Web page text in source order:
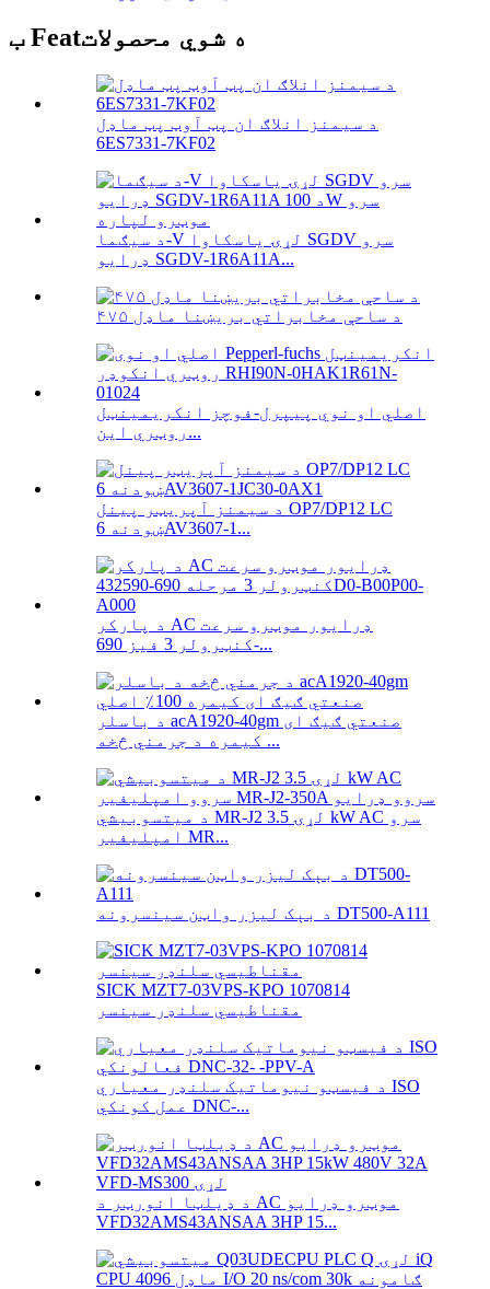
ب Featه شوي محصولات
د سیمنز انلاګ ان پټ آوټ پټ ماډل
6ES7331-7KF02
د سیګما-V لړۍ یاسکاوا SGDV سرو
ډرایو SGDV-1R6A11A...
۴۷۵ د ساحې مخابراتي بریښنا ماډل
اصلي او نوي پیپرل-فوچز انکریمینټل
روټري این...
د سیمنز آپریټر پینل OP7/DP12 LC
ښودنه 6AV3607-1...
د پارکر AC ډرایور موټرو سرعت
کنټرولر 3 فیز 690-...
د باسلر acA1920-40gm صنعتي ګیګ ای
کیمره د جرمني څخه ...
د میتسوبیشي MR-J2 لړۍ 3.5 kW AC سرو
امپلیفیر MR...
د بېک لیزر واټن سینسرونه DT500-A111
SICK MZT7-03VPS-KPO 1070814
مقناطیسي سلنډر سینسر
د فیسټو نیوماتیک سلنډر معیاري ISO
عمل کونکي DNC-...
د ډیلټا انورټر د AC موټرو ډرایو
VFD32AMS43ANSAA 3HP 15...